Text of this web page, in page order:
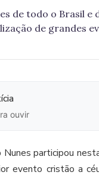
de todo o Brasil
de grandes
ouvir
participou
evento cristão a